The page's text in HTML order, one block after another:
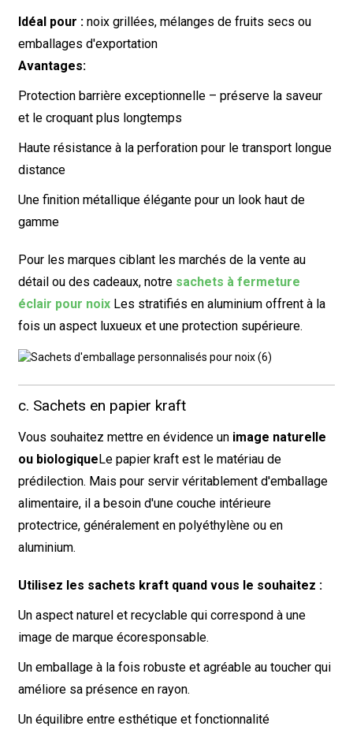
Idéal pour :noix grillées, mélanges de fruits secs ou
emballages d'exportation
Avantages:
Protection barrière exceptionnelle – préserve la saveur
et le croquant plus longtemps
Haute résistance à la perforation pour le transport longue
distance
Une finition métallique élégante pour un look haut de
gamme
Pour les marques ciblant les marchés de la vente au
détail ou des cadeaux, notre sachets à fermeture
éclair pour noixLes stratifiés en aluminium offrent à la
fois un aspect luxueux et une protection supérieure.
c. Sachets en papier kraft
Vous souhaitez mettre en évidence un image naturelle
ou biologiqueLe papier kraft est le matériau de
prédilection. Mais pour servir véritablement d'emballage
alimentaire, il a besoin d'une couche intérieure
protectrice, généralement en polyéthylène ou en
aluminium.
Utilisez les sachets kraft quand vous le souhaitez :
Un aspect naturel et recyclable qui correspond à une
image de marque écoresponsable.
Un emballage à la fois robuste et agréable au toucher qui
améliore sa présence en rayon.
Un équilibre entre esthétique et fonctionnalité